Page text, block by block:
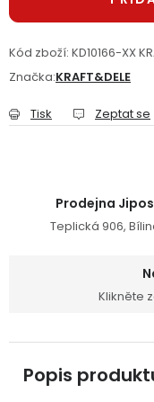
Obchodní podmínky
Kód zboží: KD10166-XX
Značka:KRAFT&DELE
Tisk Zeptat se
Prodejna Jipos
Teplická 906,
Klikněte
Popis